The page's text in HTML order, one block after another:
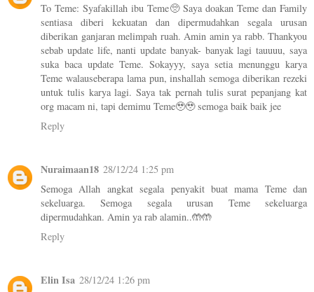
To Teme: Syafakillah ibu Teme🥺 Saya doakan Teme dan Family
sentiasa diberi kekuatan dan dipermudahkan segala urusan
diberikan ganjaran melimpah ruah. Amin amin ya rabb. Thankyou
sebab update life, nanti update banyak- banyak lagi tauuuu, saya
suka baca update Teme. Sokayyy, saya setia menunggu karya
Teme walauseberapa lama pun, inshallah semoga diberikan rezeki
untuk tulis karya lagi. Saya tak pernah tulis surat pepanjang kat
org macam ni, tapi demimu Teme🥹🥹 semoga baik baik jee
Reply
Nuraimaan18 28/12/24 1:25 pm
Semoga Allah angkat segala penyakit buat mama Teme dan
sekeluarga. Semoga segala urusan Teme sekeluarga
dipermudahkan. Amin ya rab alamin..🤲🤲
Reply
Elin Isa 28/12/24 1:26 pm